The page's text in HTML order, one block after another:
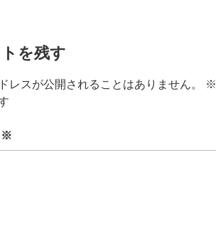
を残す
レスが公開されることはありません。 ※
※